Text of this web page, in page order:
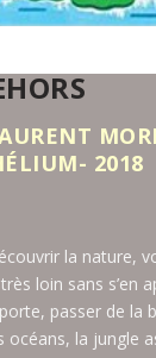
2018
la nature,
loin sans s’en
passer de la
océans, la jungle